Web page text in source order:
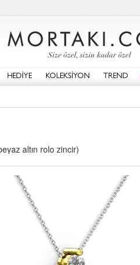
HEDİYE KOLEKSİYON TREND
altın rolo zincir)